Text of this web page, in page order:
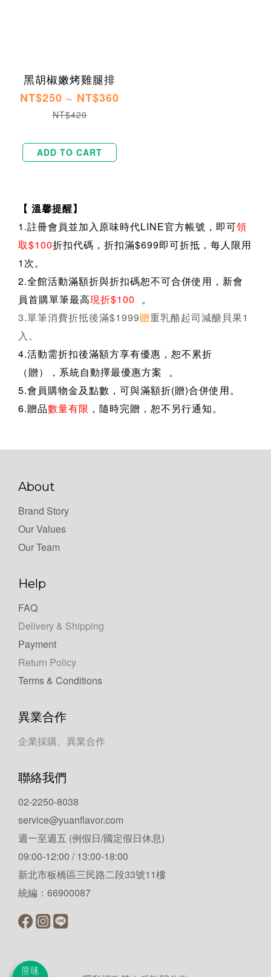
黑胡椒嫩烤雞腿排
NT$250 ~ NT$360
NT$420
ADD TO CART
【 溫馨提醒】
1.註冊會員並加入原味時代LINE官方帳號，即可領
取$100折扣代碼，折扣滿$699即可折抵，每人限用
1次。
2.全館活動滿額折與折扣碼恕不可合併使用，新會
員首購單筆最高現折$100 。
3.單筆消費折抵後滿$1999贈重乳酪起司減醣貝果1
入。
4.活動需折扣後滿額方享有優惠，恕不累折
（贈），系統自動擇最優惠方案 。
5.會員購物金及點數，可與滿額折(贈)合併使用。
6.贈品數量有限 ，隨時完贈，恕不另行通知。
About
Brand Story
Our Values
Our Team
Help
FAQ
Delivery & Shipping
Payment
Return Policy
Terms & Conditions
異業合作
企業採購、異業合作
聯絡我們
02-2250-8038
service@yuanflavor.com
週一至週五 (例假日/國定假日休息)
09:00-12:00 / 13:00-18:00
新北市板橋區三民路二段33號11樓
統編：66900087